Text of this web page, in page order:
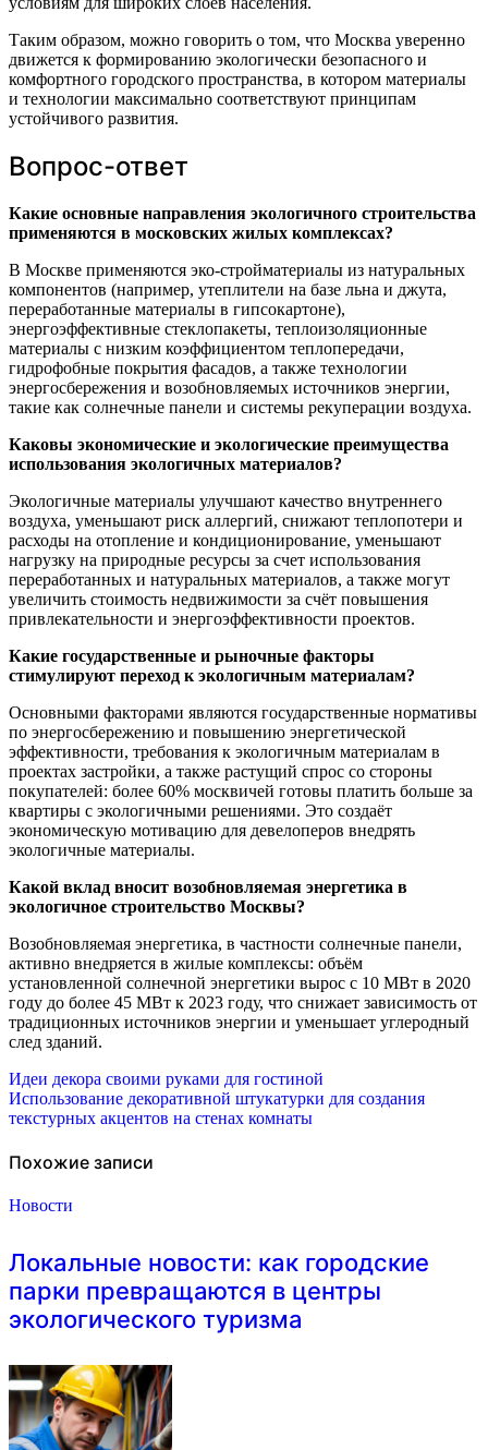
Таким образом, можно говорить о том, что Москва уверенно
движется к формированию экологически безопасного и
комфортного городского пространства, в котором материалы
и технологии максимально соответствуют принципам
устойчивого развития.
Вопрос-ответ
Какие основные направления экологичного строительства
применяются в московских жилых комплексах?
В Москве применяются эко-стройматериалы из натуральных
компонентов (например, утеплители на базе льна и джута,
переработанные материалы в гипсокартоне),
энергоэффективные стеклопакеты, теплоизоляционные
материалы с низким коэффициентом теплопередачи,
гидрофобные покрытия фасадов, а также технологии
энергосбережения и возобновляемых источников энергии,
такие как солнечные панели и системы рекуперации воздуха.
Каковы экономические и экологические преимущества
использования экологичных материалов?
Экологичные материалы улучшают качество внутреннего
воздуха, уменьшают риск аллергий, снижают теплопотери и
расходы на отопление и кондиционирование, уменьшают
нагрузку на природные ресурсы за счет использования
переработанных и натуральных материалов, а также могут
увеличить стоимость недвижимости за счёт повышения
привлекательности и энергоэффективности проектов.
Какие государственные и рыночные факторы
стимулируют переход к экологичным материалам?
Основными факторами являются государственные нормативы
по энергосбережению и повышению энергетической
эффективности, требования к экологичным материалам в
проектах застройки, а также растущий спрос со стороны
покупателей: более 60% москвичей готовы платить больше за
квартиры с экологичными решениями. Это создаёт
экономическую мотивацию для девелоперов внедрять
экологичные материалы.
Какой вклад вносит возобновляемая энергетика в
экологичное строительство Москвы?
Возобновляемая энергетика, в частности солнечные панели,
активно внедряется в жилые комплексы: объём
установленной солнечной энергетики вырос с 10 МВт в 2020
году до более 45 МВт к 2023 году, что снижает зависимость от
традиционных источников энергии и уменьшает углеродный
след зданий.
Навигация
по
Идеи декора своими руками для гостиной
Использование декоративной штукатурки для создания
текстурных акцентов на стенах комнаты
Похожие записи
Новости
Локальные новости: как городские
парки превращаются в центры
экологического туризма